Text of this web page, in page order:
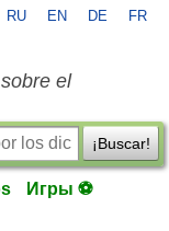
RU EN DE FR
el
¡Buscar!
Игры ⚽